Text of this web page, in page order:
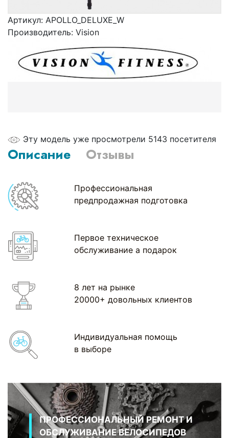
Артикул: APOLLO_DELUXE_W
Производитель: Vision
Эту модель уже просмотрели 5143 посетителя
Описание Отзывы
Профессиональная
предпродажная подготовка
Первое техническое
обслуживание а подарок
8 лет на рынке
20000+ довольных клиентов
Индивидуальная помощь
в выборе
ПРОФЕССИОНАЛЬНЫЙ РЕМОНТ И
ОБСЛУЖИВАНИЕ ВЕЛОСИПЕДОВ